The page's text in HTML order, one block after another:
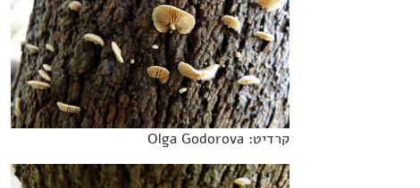
קרדיט: Olga Godorova